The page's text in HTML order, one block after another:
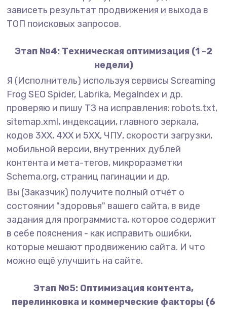
зависеть результат продвижения и выхода в
ТОП поисковых запросов.
Этап №4: Техническая оптимизация (1 -2
недели)
Я (Исполнитель) используя сервисы Screaming
Frog SEO Spider, Labrika, MegaIndex и др.
проверяю и пишу ТЗ на исправления: robots.txt,
sitemap.xml, индексации, главного зеркала,
кодов 3XX, 4XX и 5XX, ЧПУ, скорости загрузки,
мобильной версии, внутренних дублей
контента и мета-тегов, микроразметки
Schema.org, страниц пагинации и др.
Вы (Заказчик) получите полный отчёт о
состоянии "здоровья" вашего сайта, в виде
задания для программиста, которое содержит
в себе пояснения - как исправить ошибки,
которые мешают продвижению сайта. И что
можно ещё улучшить на сайте.
Этап №5: Оптимизация контента,
перелинковка и коммерческие факторы (6